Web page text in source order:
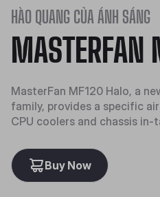
HÀO QUANG CỦA ÁNH SÁNG
MASTERFAN
MasterFan MF120 Halo, a
family, provides a specific
CPU coolers and chassis in-
Buy Now